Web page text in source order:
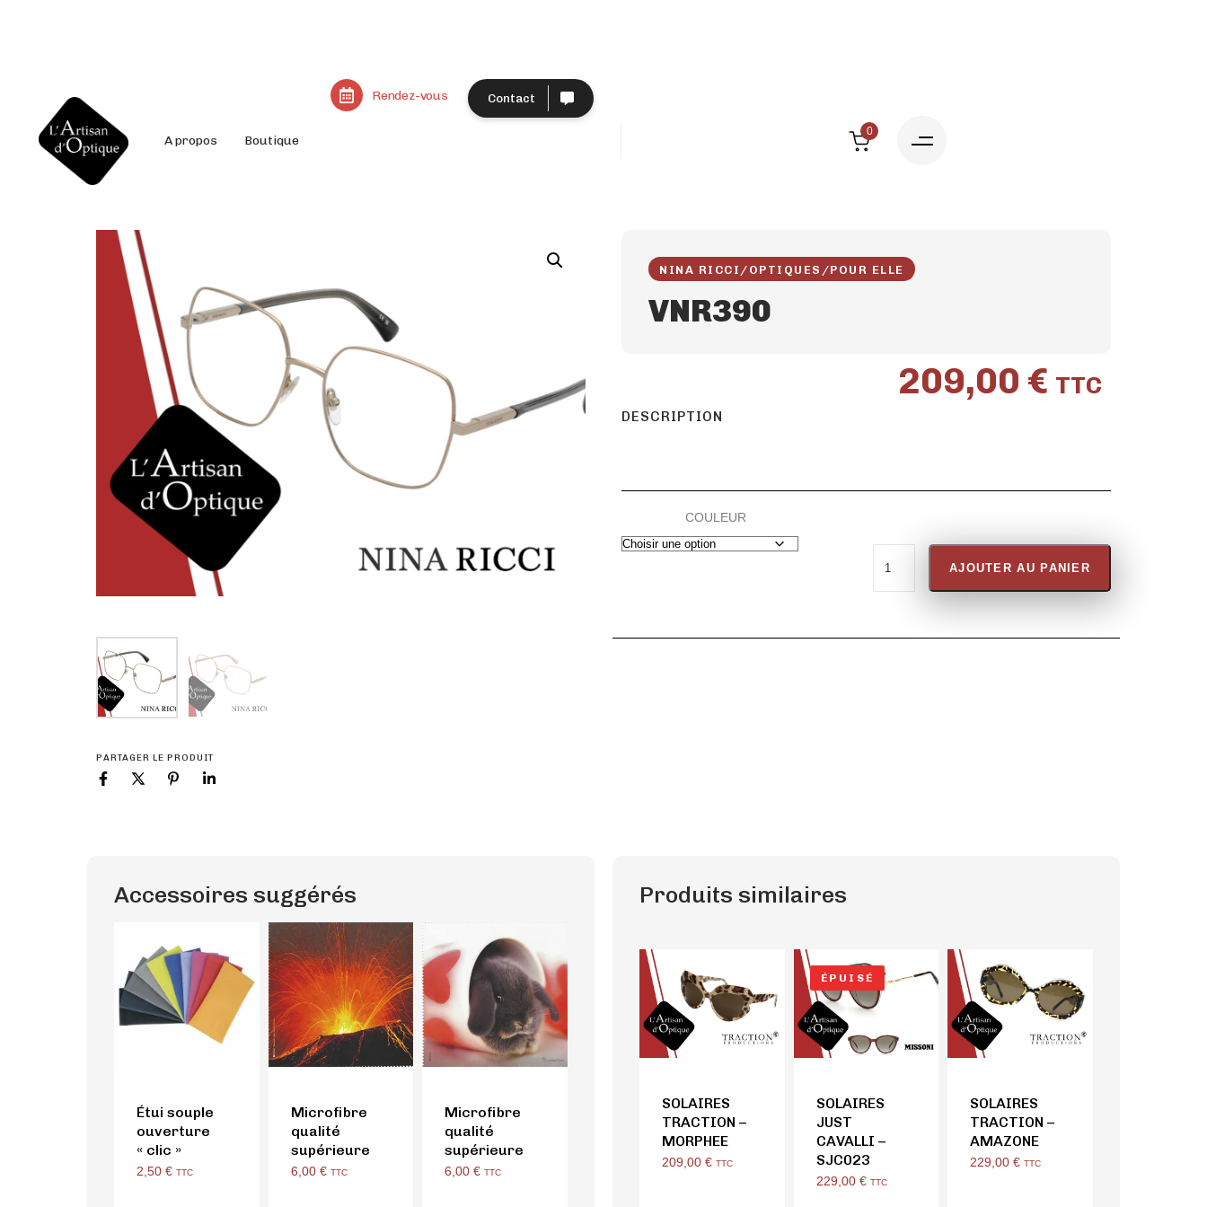
A propos Boutique
Rendez-vous Contact
0
PARTAGER LE PRODUIT
NINA RICCI / OPTIQUES /POUR ELLE
VNR390
209,00 € TTC
DESCRIPTION
COULEUR
AJOUTER AU PANIER
Accessoires suggérés
Étui souple
ouverture
« clic »
2,50 € TTC
Microfibre
qualité
supérieure
6,00 € TTC
Microfibre
qualité
supérieure
6,00€ TTC
Produits similaires
SOLAIRES
TRACTION –
MORPHEE
209,00 € TTC
ÉPUISÉ
SOLAIRES
JUST
CAVALLI –
SJC023
229,00 € TTC
SOLAIRES
TRACTION –
AMAZONE
229,00€ TTC